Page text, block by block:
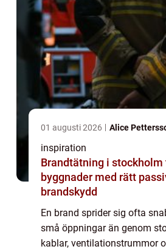
01 augusti 2026 Alice
inspiration
Brandtätning i stockholm tryggare
byggnader med rätt
brandskydd
En brand sprider sig ofta
små öppningar än genom
kablar, ventilationstrummor